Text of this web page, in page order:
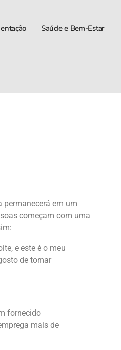
Saúde e Bem-Estar
permanecerá em um
começam com uma
e este é o meu
de tomar
fornecido
mais de